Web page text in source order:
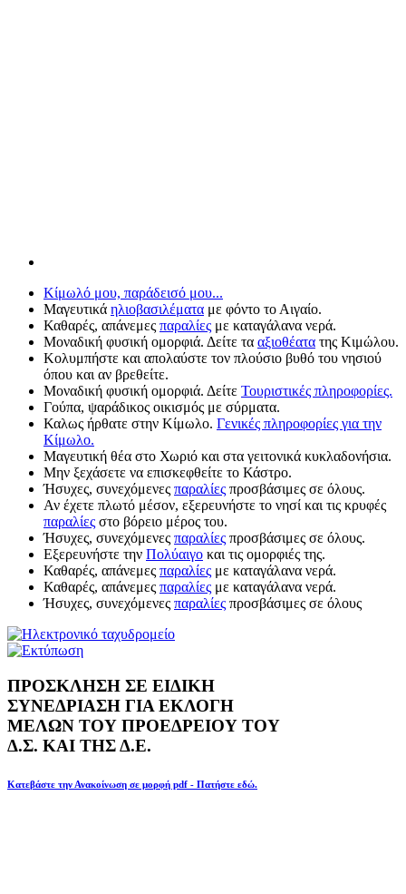
Κίμωλό μου, παράδεισό μου...
Μαγευτικά ηλιοβασιλέματα με φόντο το Αιγαίο.
Καθαρές, απάνεμες παραλίες με καταγάλανα νερά.
Μοναδική φυσική ομορφιά. Δείτε τα αξιοθέατα της Κιμώλου.
Κολυμπήστε και απολαύστε τον πλούσιο βυθό του νησιού
όπου και αν βρεθείτε.
Μοναδική φυσική ομορφιά. Δείτε Τουριστικές πληροφορίες.
Γούπα, ψαράδικος οικισμός με σύρματα.
Καλως ήρθατε στην Κίμωλο. Γενικές πληροφορίες για την
Κίμωλο.
Μαγευτική θέα στο Χωριό και στα γειτονικά κυκλαδονήσια.
Μην ξεχάσετε να επισκεφθείτε το Κάστρο.
Ήσυχες, συνεχόμενες παραλίες προσβάσιμες σε όλους.
Αν έχετε πλωτό μέσον, εξερευνήστε το νησί και τις κρυφές
παραλίες στο βόρειο μέρος του.
Ήσυχες, συνεχόμενες παραλίες προσβάσιμες σε όλους.
Εξερευνήστε την Πολύαιγο και τις ομορφιές της.
Καθαρές, απάνεμες παραλίες με καταγάλανα νερά.
Καθαρές, απάνεμες παραλίες με καταγάλανα νερά.
Ήσυχες, συνεχόμενες παραλίες προσβάσιμες σε όλους
ΠΡΟΣΚΛΗΣΗ ΣΕ ΕΙΔΙΚΗ
ΣΥΝΕΔΡΙΑΣΗ ΓΙΑ ΕΚΛΟΓΗ
ΜΕΛΩΝ ΤΟΥ ΠΡΟΕΔΡΕΙΟΥ ΤΟΥ
Δ.Σ. ΚΑΙ ΤΗΣ Δ.Ε.
Κατεβάστε την Ανακοίνωση σε μορφή pdf - Πατήστε εδώ.